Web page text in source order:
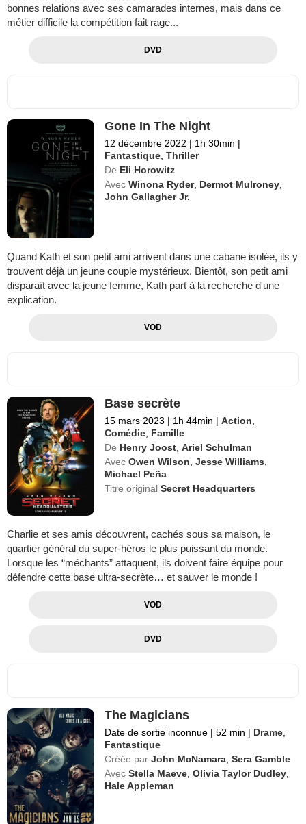
bonnes relations avec ses camarades internes, mais dans ce
métier difficile la compétition fait rage...
DVD
Gone In The Night
12 décembre 2022 | 1h 30min |
Fantastique ,Thriller
De Eli Horowitz
Avec Winona Ryder, Dermot Mulroney
John Gallagher Jr.
Quand Kath et son petit ami arrivent dans une cabane isolée, ils y
trouvent déjà un jeune couple mystérieux. Bientôt, son petit ami
disparaît avec la jeune femme, Kath part à la recherche d'une
explication.
VOD
Base secrète
15 mars 2023 | 1h 44min | Action
Comédie Famille
De Henry Joost ,Ariel Schulman
Avec Owen Wilson ,Jesse Williams
Michael Peña
Titre originalSecret Headquarters
Charlie et ses amis découvrent, cachés sous sa maison, le
quartier général du super-héros le plus puissant du monde.
Lorsque les “méchants” attaquent, ils doivent faire équipe pour
défendre cette base ultra-secrète… et sauver le monde !
VOD
DVD
The Magicians
Date de sortie inconnue | 52 min | Drame
Fantastique
Créée par John McNamara ,Sera Gamble
Avec Stella Maeve ,Olivia Taylor Dudley
Hale Appleman